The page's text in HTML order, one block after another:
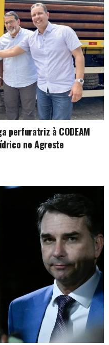
perfuratriz à CODEAM
no Agreste